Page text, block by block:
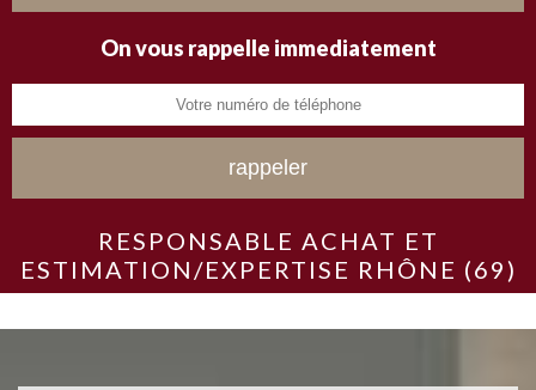
On vous rappelle immediatement
RESPONSABLE ACHAT ET
ESTIMATION/EXPERTISE RHÔNE (69)